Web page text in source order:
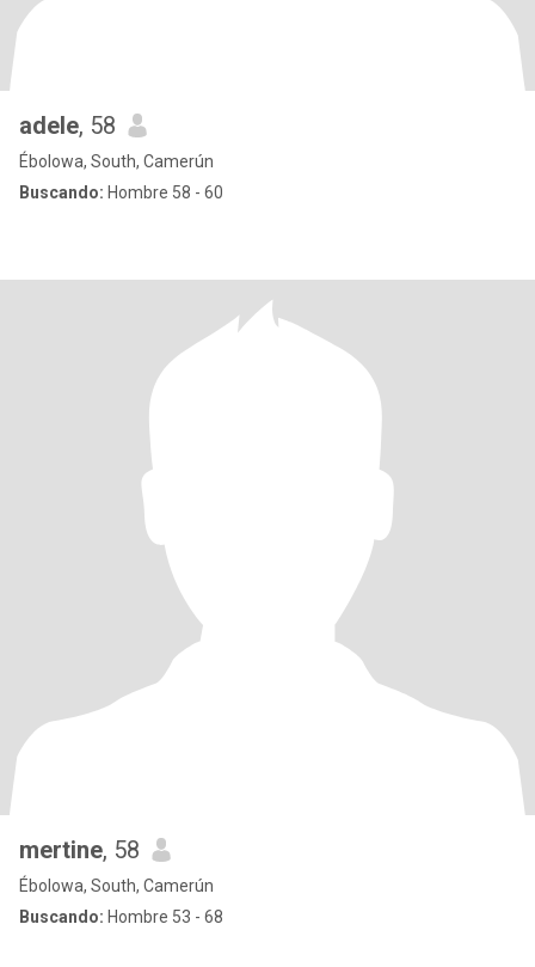
adele, 58
Ébolowa, South, Camerún
Buscando: Hombre 58 - 60
mertine, 58
Ébolowa, South, Camerún
Buscando: Hombre 53 - 68